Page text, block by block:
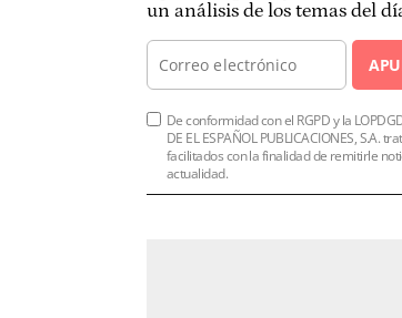
un análisis de los temas del
De conformidad con el RGPD y la
DE EL ESPAÑOL PUBLICACIONES, S.A.
facilitados con la finalidad de remitirle
actualidad.